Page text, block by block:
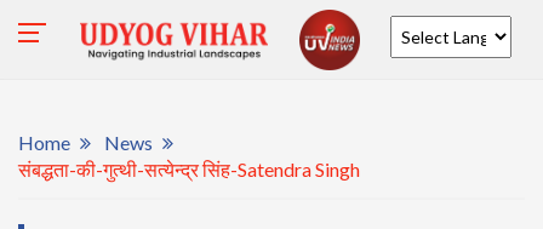
Home
News
संबद्धता-की-गुत्थी-सत्येन्द्र सिंह-Satendra Singh